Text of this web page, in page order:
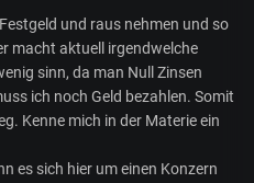
und raus nehmen und so
macht aktuell irgendwelche
sinn, da man Null Zinsen
ich noch Geld bezahlen. Somit
Kenne mich in der Materie ein
es sich hier um einen Konzern